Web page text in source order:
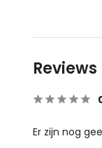
Reviews
Er zijn nog